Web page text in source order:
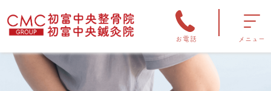
お電話 メニュー